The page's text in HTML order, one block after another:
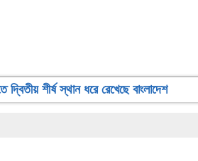
দ্বিতীয় শীর্ষ স্থান ধরে রেখেছে বাংলাদেশ